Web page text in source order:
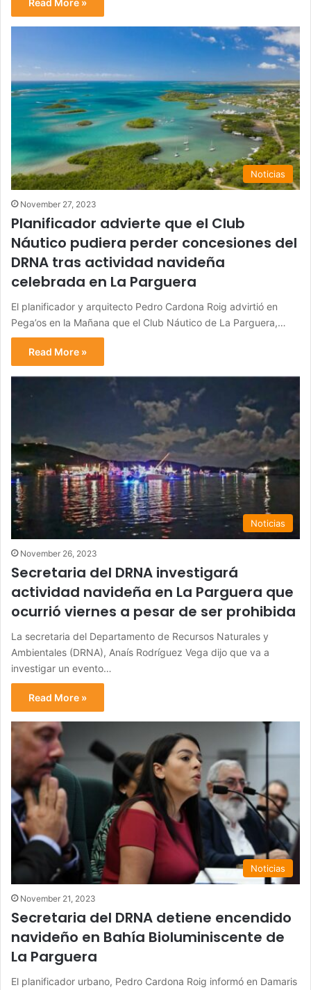
Read More »
Noticias
November 27, 2023
Planificador advierte que el Club
Náutico pudiera perder concesiones del
DRNA tras actividad navideña
celebrada en La Parguera
El planificador y arquitecto Pedro Cardona Roig advirtió en
Pega’os en la Mañana que el Club Náutico de La Parguera,…
Read More »
Noticias
November 26, 2023
Secretaria del DRNA investigará
actividad navideña en La Parguera que
ocurrió viernes a pesar de ser prohibida
La secretaria del Departamento de Recursos Naturales y
Ambientales (DRNA), Anaís Rodríguez Vega dijo que va a
investigar un evento…
Read More »
Noticias
November 21, 2023
Secretaria del DRNA detiene encendido
navideño en Bahía Bioluminiscente de
La Parguera
El planificador urbano, Pedro Cardona Roig informó en Damaris